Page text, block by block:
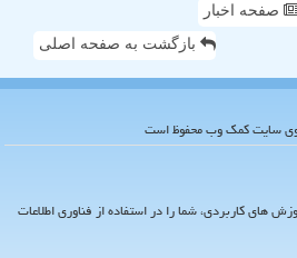
صفحه اخبار
بازگشت به صفحه اصلی
های کاربردی، شما را در استفاده از فناوری اطلاعات